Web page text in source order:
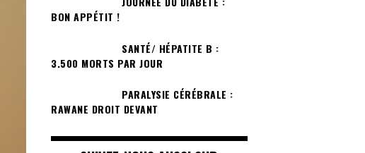
BON APPÉTIT !
SANTÉ/ HÉPATITE B :
3.500 MORTS PAR JOUR
PARALYSIE CÉRÉBRALE :
RAWANE DROIT DEVANT